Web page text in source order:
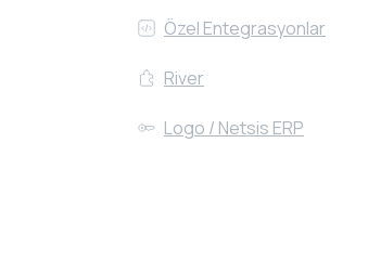
Özel Entegrasyonlar
River
Logo / Netsis ERP